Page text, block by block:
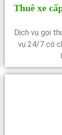
Thuê xe
Dịch vụ gọi
vụ 24/7 có